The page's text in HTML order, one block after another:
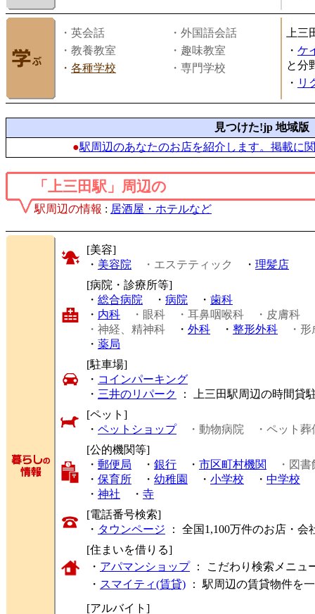
・英会話
・外国語会話
・教養教室
・趣味教室
・ 各種学校 ・専門学校
上
・ ケ
と分
・ リ
見つけた!jp 地域版
●駅周辺のあなたのお店を紹介します。掲載に
「上三田駅」周辺の
駅周辺の情報 : 居酒屋・ホテルなど
[美容]
・ 美容院 ・エステティック ・ 理髪店
[病院・診療所等]
・ 総合病院 ・ 病院 ・ 歯科
・ 内科 ・眼科 ・耳鼻咽喉科 ・皮膚科
・神経、精神科 ・ 外科 ・ 整形外科
・
・ 薬局
[駐車場]
・ コインパーキング
・ 三井のリパーク
： 上三田駅周辺の時間貸
[ペット]
・ ペットショップ ・動物病院
・ペット葬
[公的機関等]
・ 郵便局 ・ 銀行 ・ 市区町村機関
・図書
・ 保育所 ・ 幼稚園 ・ 小学校 ・ 中学校
・ 神社 ・ 寺
[電話番号検索]
・ タウンページ ： 全国1,100万件のお店・
[住まいを借りる]
・ アパマンショップ： こだわり検索メニュ
・ スマイティ(賃貸) ： 駅周辺の賃貸物件を
[アルバイト]